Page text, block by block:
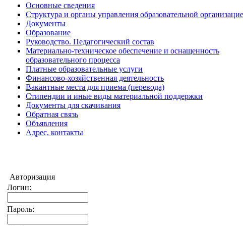
Основные сведения
Структура и органы управления образовательной
Документы
Образование
Руководство. Педагогический состав
Материально-техническое обеспечение и оснащенность
образовательного процесса
Платные образовательные услуги
Финансово-хозяйственная деятельность
Вакантные места для приема (перевода)
Стипендии и иные виды материальной поддержки
Документы для скачивания
Обратная связь
Объявления
Адрес, контакты
Авторизация
Логин:
Пароль: